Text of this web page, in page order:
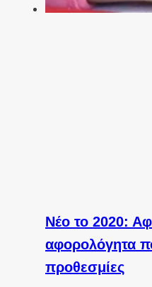
Νέο το 2020:
αφορολόγητα
προθεσμίες